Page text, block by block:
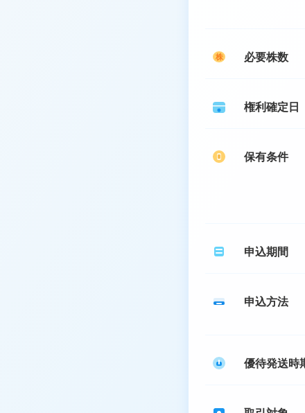
株 必要株数
権利確定日
保有条件
申込期間
申込方法
優待発送時